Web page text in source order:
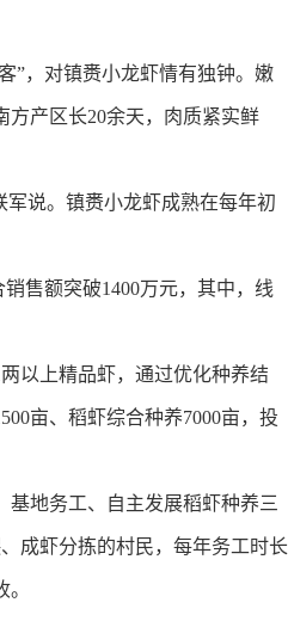
，对镇赉小龙虾情有独钟。嫩
方产区长20余天，肉质紧实鲜
说。镇赉小龙虾成熟在每年初
售额突破1400万元，其中，线
以上精品虾，通过优化种养结
亩、稻虾综合种养7000亩，投
地务工、自主发展稻虾种养三
成虾分拣的村民，每年务工时长